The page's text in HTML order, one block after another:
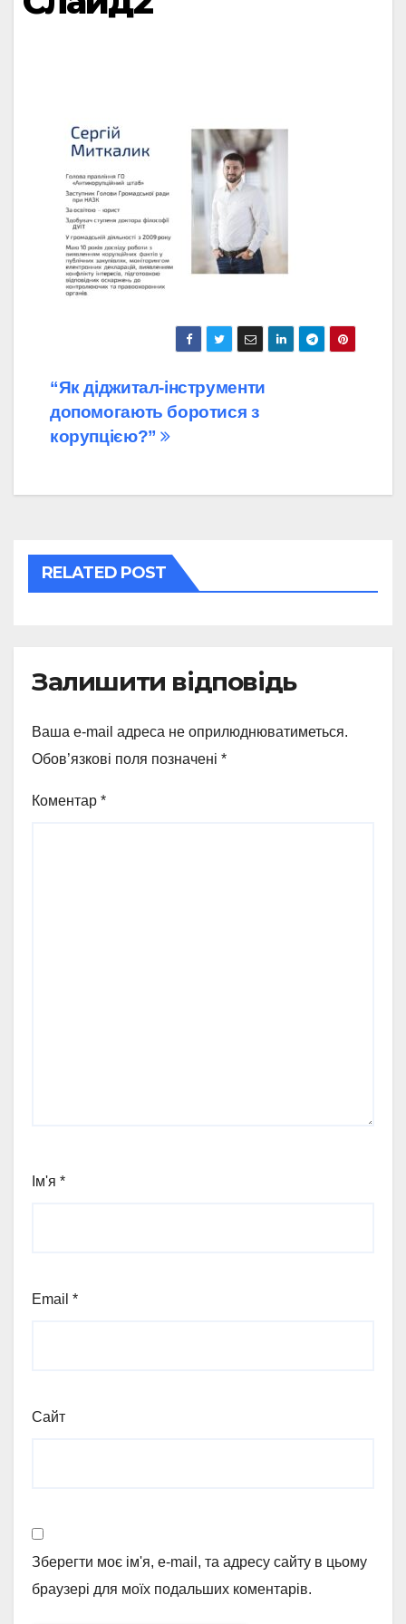
Навігація
записів
“Як діджитал-інструменти
допомогають боротися з
корупцією?”
RELATED POST
Залишити відповідь
Ваша e-mail адреса не оприлюднюватиметься.
Обов’язкові поля позначені *
Коментар *
Ім'я *
Email *
Сайт
Зберегти моє ім'я, e-mail, та адресу сайту в цьому
браузері для моїх подальших коментарів.